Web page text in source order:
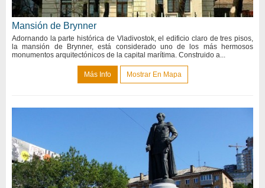
Mansión de Brynner
Adornando la parte histórica de Vladivostok, el edificio claro de tres pisos,
la mansión de Brynner, está considerado uno de los más hermosos
monumentos arquitectónicos de la capital marítima. Construido a...
Más Info Mostrar En Mapa